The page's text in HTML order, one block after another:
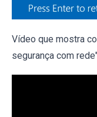
Vídeo que mostra
segurança com